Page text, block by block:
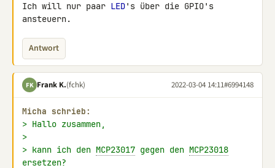
Ich will nur paar LED's über die GPIO's
ansteuern.
Antwort
FK Frank K.(fchk) 2022-03-04 14:11#6994148
Micha schrieb:
> Hallo zusammen,
>
> kann ich den MCP23017 gegen den MCP23018
ersetzen?